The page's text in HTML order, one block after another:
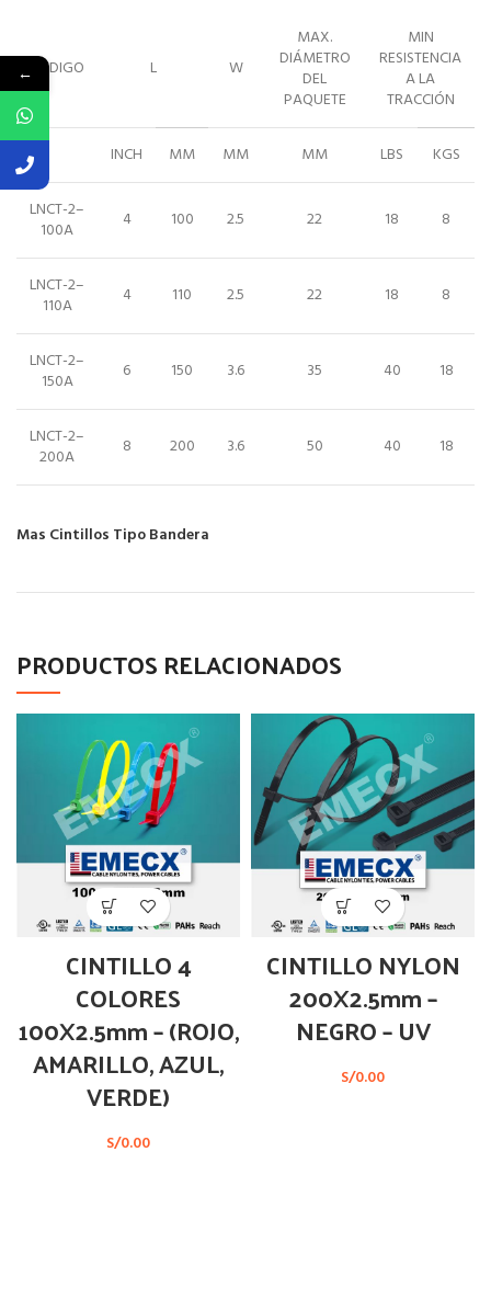
CÓDIGO L W
MAX.
DIÁMETRO
DEL
PAQUETE
MIN
RESISTENCIA
A LA
TRACCIÓN
INCH MM MM MM LBS KGS
LNCT-2–
100A
4 100 2.5 22 18 8
LNCT-2–
110A
4 110 2.5 22 18 8
LNCT-2–
150A
6 150 3.6 35 40 18
LNCT-2–
200A
8 200 3.6 50 40 18
Mas Cintillos Tipo Bandera
PRODUCTOS RELACIONADOS
CINTILLO 4
COLORES
100X2.5mm – (ROJO,
AMARILLO, AZUL,
VERDE)
S/0.00
CINTILLO NYLON
200X2.5mm –
NEGRO – UV
S/0.00
←